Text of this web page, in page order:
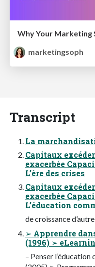
marketingsoph
Transcript
La
Capitaux
exacerbée
L’ère des crises
Capitaux
exacerbée
L’éducation
de croissance
➢ Apprendre
(1996) ➢
– Penser